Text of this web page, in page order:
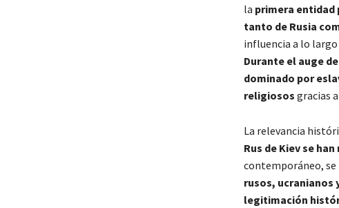
la primera
tanto de Rusia
influencia a lo largo
Durante el auge
dominado por
religiosos gracias
La relevancia
Rus de Kiev se
contemporáneo, se
rusos, ucranianos
legitimación